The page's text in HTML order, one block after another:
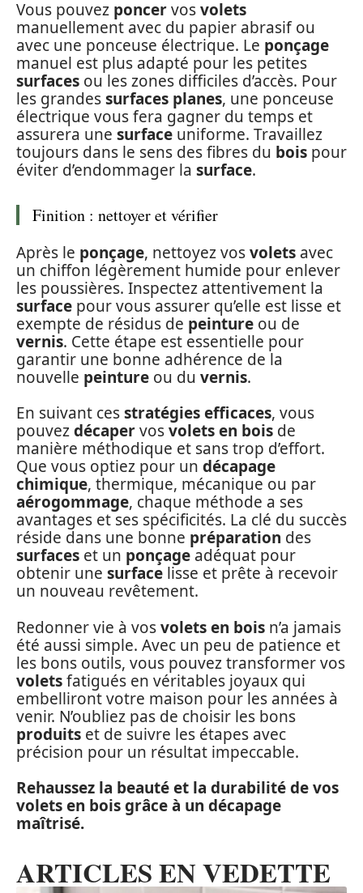
Vous pouvez poncervosvolets
manuellement avec du papier abrasif ou
avec une ponceuse électrique. Le ponçage
manuel est plus adapté pour les petites
surfaces ou les zones difficiles d’accès. Pour
les grandessurfaces planes, une ponceuse
électrique vous fera gagner du temps et
assurera une surface uniforme. Travaillez
toujours dans le sens des fibres du bois pour
éviter d’endommager la surface.
Finition : nettoyer et vérifier
Après le ponçage, nettoyez vosvolets avec
un chiffon légèrement humide pour enlever
les poussières. Inspectez attentivement la
surface pour vous assurer qu’elle est lisse et
exempte de résidus de peinture ou de
vernis. Cette étape est essentielle pour
garantir une bonne adhérence de la
nouvelle peinture ou du vernis.
En suivant cesstratégies efficaces, vous
pouvezdécapervosvolets en bois de
manière méthodique et sans trop d’effort.
Que vous optiez pour un décapage
chimique, thermique, mécanique ou par
aérogommage, chaque méthode a ses
avantages et ses spécificités. La clé du succès
réside dans une bonne préparation des
surfaces et un ponçage adéquat pour
obtenir une surface lisse et prête à recevoir
un nouveau revêtement.
Redonner vie à vosvolets en bois n’a jamais
été aussi simple. Avec un peu de patience et
les bons outils, vous pouvez transformer vos
voletsfatigués en véritables joyaux qui
embelliront votre maison pour les années à
venir. N’oubliez pas de choisir les bons
produits et de suivre les étapes avec
précision pour un résultat impeccable.
Rehaussez la beauté et la durabilité de vos
volets en bois grâce à un décapage
maîtrisé.
ARTICLES EN VEDETTE